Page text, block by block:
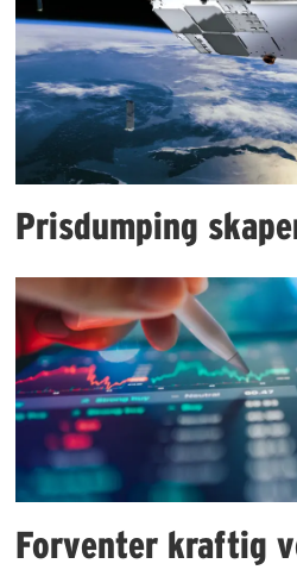
Prisdumping
Forventer kraftig